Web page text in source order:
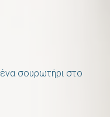
σουρωτήρι στο